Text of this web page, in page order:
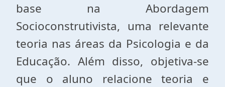
base na Abordagem
Socioconstrutivista, uma relevante
teoria nas áreas da Psicologia e da
Educação. Além disso, objetiva-se
que o aluno relacione teoria e